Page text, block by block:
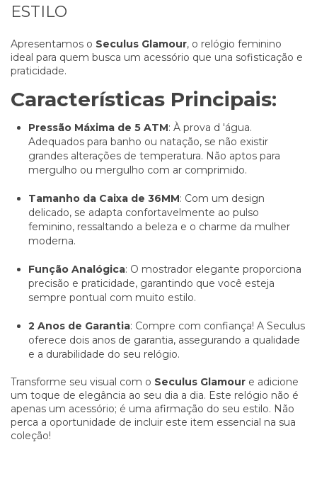
ESTILO
Apresentamos o Seculus Glamour, o relógio feminino
ideal para quem busca um acessório que una sofisticação e
praticidade.
Características Principais:
Pressão Máxima de 5 ATM: À prova d 'água.
Adequados para banho ou natação, se não existir
grandes alterações de temperatura. Não aptos para
mergulho ou mergulho com ar comprimido.
Tamanho da Caixa de 36MM: Com um design
delicado, se adapta confortavelmente ao pulso
feminino, ressaltando a beleza e o charme da mulher
moderna.
Função Analógica: O mostrador elegante proporciona
precisão e praticidade, garantindo que você esteja
sempre pontual com muito estilo.
2 Anos de Garantia: Compre com confiança! A Seculus
oferece dois anos de garantia, assegurando a qualidade
e a durabilidade do seu relógio.
Transforme seu visual com o Seculus Glamour e adicione
um toque de elegância ao seu dia a dia. Este relógio não é
apenas um acessório; é uma afirmação do seu estilo. Não
perca a oportunidade de incluir este item essencial na sua
coleção!